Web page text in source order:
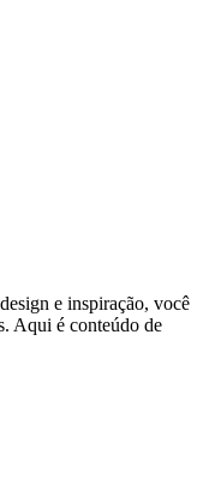
e inspiração, você
Aqui é conteúdo de